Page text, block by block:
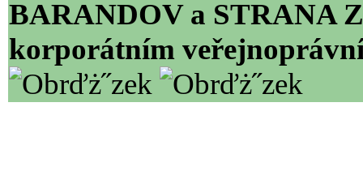
BARANDOV a STRANA
korporátním